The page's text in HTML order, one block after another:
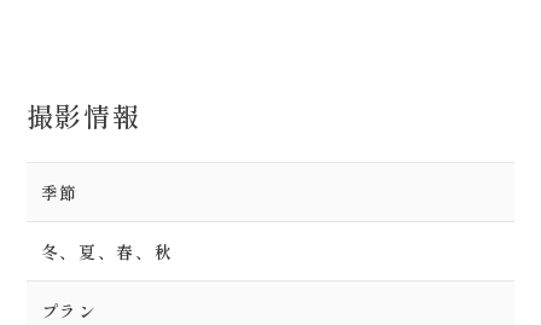
撮影情報
季節
冬、夏、春、秋
プラン